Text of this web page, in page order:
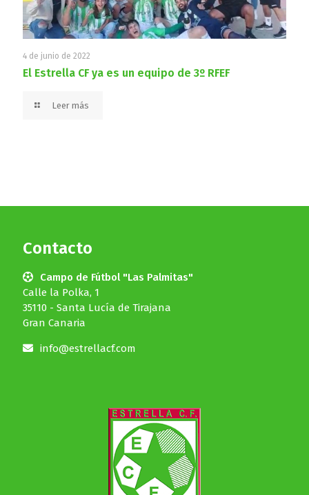
4 de junio de 2022
El Estrella CF ya es un equipo de 3º RFEF
Leer más
Contacto
Campo de Fútbol "Las Palmitas"
Calle la Polka, 1
35110 - Santa Lucía de Tirajana
Gran Canaria
info@estrellacf.com